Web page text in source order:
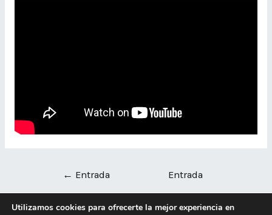
← Entrada
anterior
Entrada
siguiente→
Utilizamos cookies para ofrecerte la mejor experiencia en